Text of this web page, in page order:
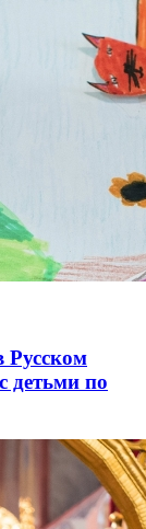
Русском
детьми по